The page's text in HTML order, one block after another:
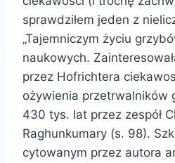
sprawdziłem jeden z
„Tajemniczym życiu
naukowych.
przez Hofrichtera
ożywienia przetrwalników
430 tys. lat przez zespół
Raghunkumary (s. 98).
cytowanym przez autora